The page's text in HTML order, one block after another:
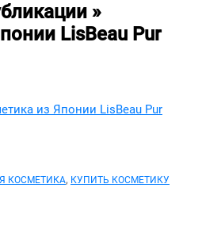
»
LisBeau Pur
из Японии LisBeau Pur
КОСМЕТИКА, КУПИТЬ КОСМЕТИКУ